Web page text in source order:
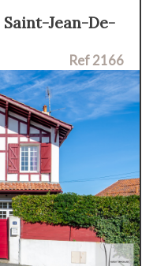
Saint-Jean-De-
Ref 2166